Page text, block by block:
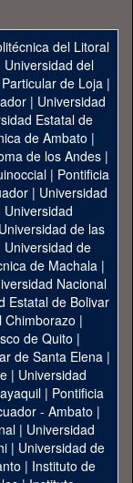
del Litoral
Universidad del
de Loja|
| Universidad
Estatal de
de Ambato |
de los Andes|
| Pontificia
| Universidad
Universidad
Universidad de las
Universidad de
de Machala|
Nacional
Estatal de Bolivar
Chimborazo |
de Quito |
de Santa Elena|
| Universidad
| Pontificia
- Ambato |
| Universidad
| Universidad de
| Instituto de